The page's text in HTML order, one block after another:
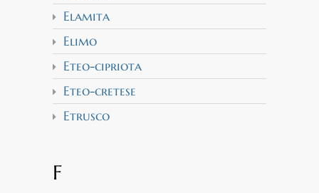
Elamita
Elimo
Eteo-cipriota
Eteo-cretese
Etrusco
F